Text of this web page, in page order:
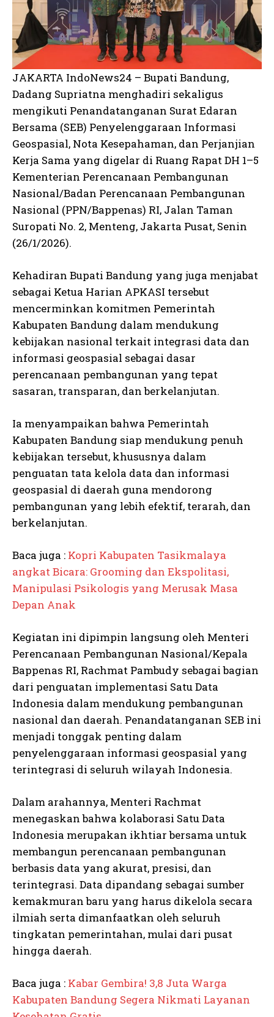
JAKARTA IndoNews24 – Bupati Bandung,
Dadang Supriatna menghadiri sekaligus
mengikuti Penandatanganan Surat Edaran
Bersama (SEB) Penyelenggaraan Informasi
Geospasial, Nota Kesepahaman, dan Perjanjian
Kerja Sama yang digelar di Ruang Rapat DH 1–5
Kementerian Perencanaan Pembangunan
Nasional/Badan Perencanaan Pembangunan
Nasional (PPN/Bappenas) RI, Jalan Taman
Suropati No. 2, Menteng, Jakarta Pusat, Senin
(26/1/2026).
Kehadiran Bupati Bandung yang juga menjabat
sebagai Ketua Harian APKASI tersebut
mencerminkan komitmen Pemerintah
Kabupaten Bandung dalam mendukung
kebijakan nasional terkait integrasi data dan
informasi geospasial sebagai dasar
perencanaan pembangunan yang tepat
sasaran, transparan, dan berkelanjutan.
Ia menyampaikan bahwa Pemerintah
Kabupaten Bandung siap mendukung penuh
kebijakan tersebut, khususnya dalam
penguatan tata kelola data dan informasi
geospasial di daerah guna mendorong
pembangunan yang lebih efektif, terarah, dan
berkelanjutan.
Baca juga : Kopri Kabupaten Tasikmalaya
angkat Bicara: Grooming dan Ekspolitasi,
Manipulasi Psikologis yang Merusak Masa
Depan Anak
Kegiatan ini dipimpin langsung oleh Menteri
Perencanaan Pembangunan Nasional/Kepala
Bappenas RI, Rachmat Pambudy sebagai bagian
dari penguatan implementasi Satu Data
Indonesia dalam mendukung pembangunan
nasional dan daerah. Penandatanganan SEB ini
menjadi tonggak penting dalam
penyelenggaraan informasi geospasial yang
terintegrasi di seluruh wilayah Indonesia.
Dalam arahannya, Menteri Rachmat
menegaskan bahwa kolaborasi Satu Data
Indonesia merupakan ikhtiar bersama untuk
membangun perencanaan pembangunan
berbasis data yang akurat, presisi, dan
terintegrasi. Data dipandang sebagai sumber
kemakmuran baru yang harus dikelola secara
ilmiah serta dimanfaatkan oleh seluruh
tingkatan pemerintahan, mulai dari pusat
hingga daerah.
Baca juga : Kabar Gembira! 3,8 Juta Warga
Kabupaten Bandung Segera Nikmati Layanan